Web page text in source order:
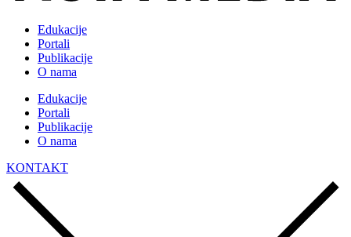
Edukacije
Portali
Publikacije
O nama
Edukacije
Portali
Publikacije
O nama
KONTAKT